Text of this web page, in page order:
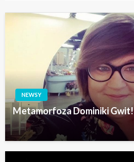
NEWSY
Metamorfoza Dominiki Gwit!